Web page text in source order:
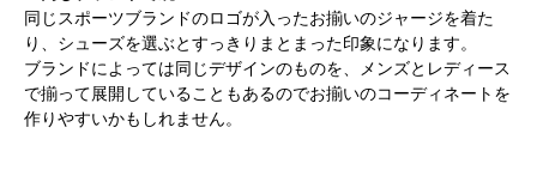
同じスポーツブランドのロゴが入ったお揃いのジャージを着た
り、シューズを選ぶとすっきりまとまった印象になります。
ブランドによっては同じデザインのものを、メンズとレディース
で揃って展開していることもあるのでお揃いのコーディネートを
作りやすいかもしれません。